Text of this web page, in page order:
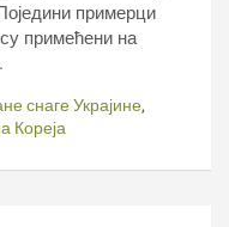
примерци
примећени на
снаге Украјине,
Кореја